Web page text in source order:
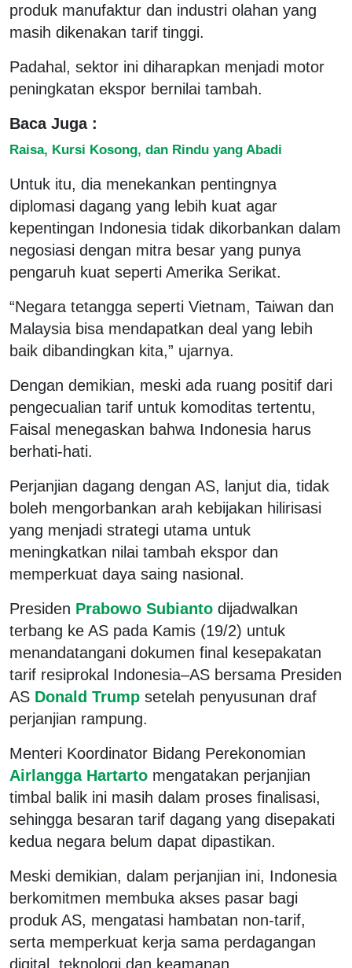
produk manufaktur dan industri olahan yang
masih dikenakan tarif tinggi.
Padahal, sektor ini diharapkan menjadi motor
peningkatan ekspor bernilai tambah.
Baca Juga :
Raisa, Kursi Kosong, dan Rindu yang Abadi
Untuk itu, dia menekankan pentingnya
diplomasi dagang yang lebih kuat agar
kepentingan Indonesia tidak dikorbankan dalam
negosiasi dengan mitra besar yang punya
pengaruh kuat seperti Amerika Serikat.
“Negara tetangga seperti Vietnam, Taiwan dan
Malaysia bisa mendapatkan deal yang lebih
baik dibandingkan kita,” ujarnya.
Dengan demikian, meski ada ruang positif dari
pengecualian tarif untuk komoditas tertentu,
Faisal menegaskan bahwa Indonesia harus
berhati-hati.
Perjanjian dagang dengan AS, lanjut dia, tidak
boleh mengorbankan arah kebijakan hilirisasi
yang menjadi strategi utama untuk
meningkatkan nilai tambah ekspor dan
memperkuat daya saing nasional.
Presiden Prabowo Subianto dijadwalkan
terbang ke AS pada Kamis (19/2) untuk
menandatangani dokumen final kesepakatan
tarif resiprokal Indonesia–AS bersama Presiden
AS Donald Trump setelah penyusunan draf
perjanjian rampung.
Menteri Koordinator Bidang Perekonomian
Airlangga Hartarto mengatakan perjanjian
timbal balik ini masih dalam proses finalisasi,
sehingga besaran tarif dagang yang disepakati
kedua negara belum dapat dipastikan.
Meski demikian, dalam perjanjian ini, Indonesia
berkomitmen membuka akses pasar bagi
produk AS, mengatasi hambatan non-tarif,
serta memperkuat kerja sama perdagangan
digital, teknologi dan keamanan.